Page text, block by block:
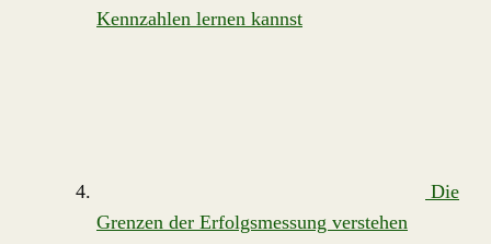
Kennzahlen lernen kannst
Die
Grenzen der Erfolgsmessung verstehen